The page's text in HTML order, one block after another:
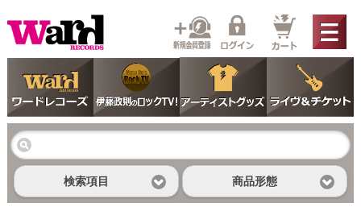
検索項目 商品形態